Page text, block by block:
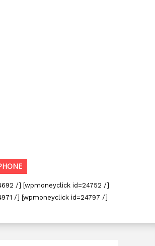
/] [wpmoneyclick id=24752 /]
/] [wpmoneyclick id=24797 /]